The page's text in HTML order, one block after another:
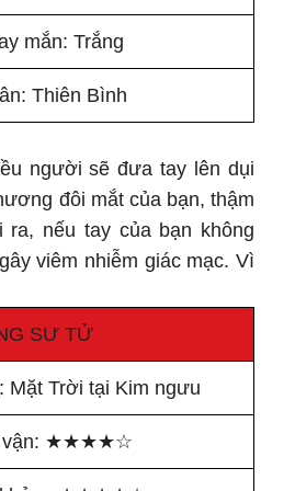
mắn: Trắng
Thiên Bình
người sẽ đưa tay lên dụi
đôi mắt của bạn, thậm
ra, nếu tay của bạn không
viêm nhiễm giác mạc. Vì
SƯ TỬ
Mặt Trời tại Kim ngưu
★★★★☆